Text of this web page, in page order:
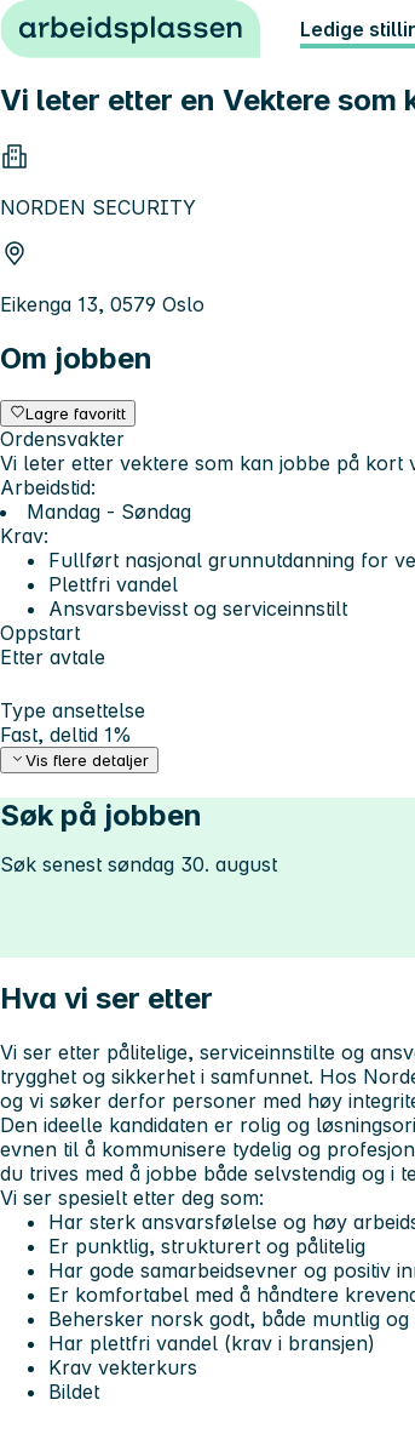
Hopp til innhold Ledige
Vi leter etter en Vektere som
NORDEN SECURITY
Eikenga 13, 0579 Oslo
Om jobben
Lagre favoritt
Ordensvakter
Vi leter etter vektere som kan jobbe på kort
Arbeidstid:
Mandag - Søndag
Krav:
Fullført nasjonal grunnutdanning for
Plettfri vandel
Ansvarsbevisst og serviceinnstilt
Oppstart
Etter avtale
Type ansettelse
Fast, deltid 1%
Vis flere detaljer
Søk på jobben
Søk senest søndag 30. august
Hva vi ser etter
Vi ser etter pålitelige, serviceinnstilte og
trygghet og sikkerhet i samfunnet. Hos
og vi søker derfor personer med høy
Den ideelle kandidaten er rolig og
evnen til å kommunisere tydelig og
du trives med å jobbe både selvstendig og i
Vi ser spesielt etter deg som:
Har sterk ansvarsfølelse og høy
Er punktlig, strukturert og pålitelig
Har gode samarbeidsevner og positiv
Er komfortabel med å håndtere
Behersker norsk godt, både muntlig
Har plettfri vandel (krav i bransjen)
Krav vekterkurs
Bildet